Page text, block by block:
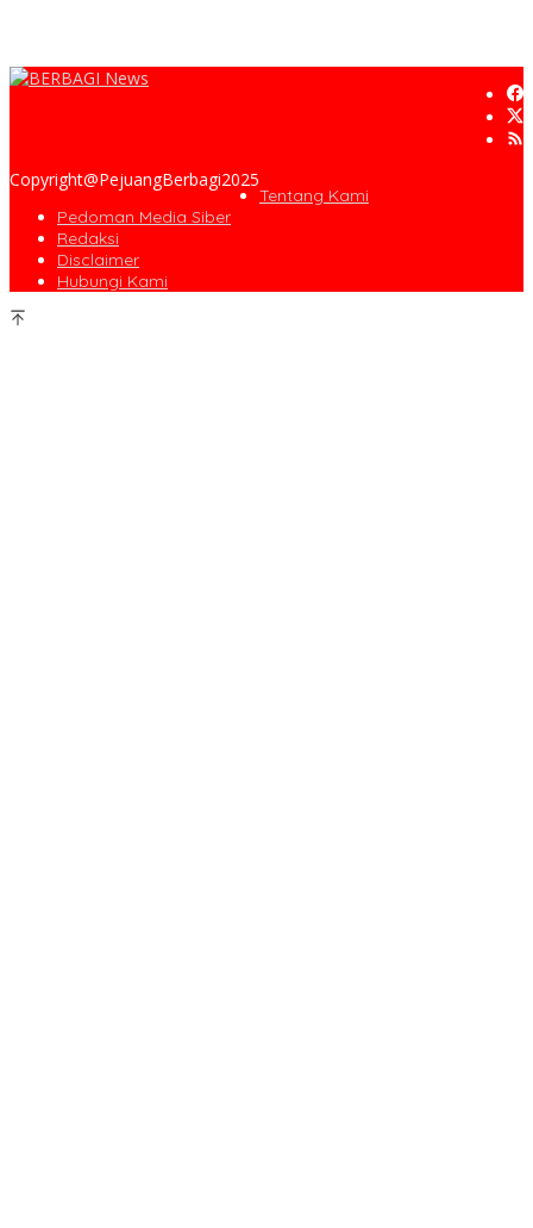
Copyright@PejuangBerbagi2025
Tentang Kami
Pedoman Media Siber
Redaksi
Disclaimer
Hubungi Kami